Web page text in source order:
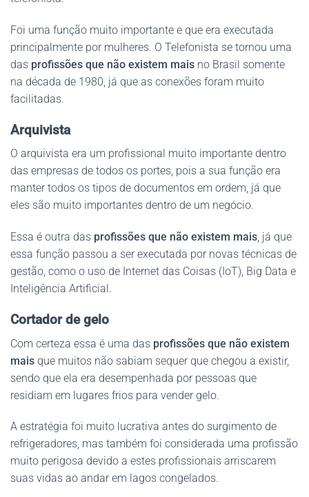
Foi uma função muito importante e que era executada
principalmente por mulheres. O Telefonista se tornou uma
das profissões que não existem mais no Brasil somente
na década de 1980, já que as conexões foram muito
facilitadas.
Arquivista
O arquivista era um profissional muito importante dentro
das empresas de todos os portes, pois a sua função era
manter todos os tipos de documentos em ordem, já que
eles são muito importantes dentro de um negócio.
Essa é outra das profissões que não existem mais, já que
essa função passou a ser executada por novas técnicas de
gestão, como o uso de Internet das Coisas (IoT), Big Data e
Inteligência Artificial.
Cortador de gelo
Com certeza essa é uma das profissões que não existem
mais que muitos não sabiam sequer que chegou a existir,
sendo que ela era desempenhada por pessoas que
residiam em lugares frios para vender gelo.
A estratégia foi muito lucrativa antes do surgimento de
refrigeradores, mas também foi considerada uma profissão
muito perigosa devido a estes profissionais arriscarem
suas vidas ao andar em lagos congelados.